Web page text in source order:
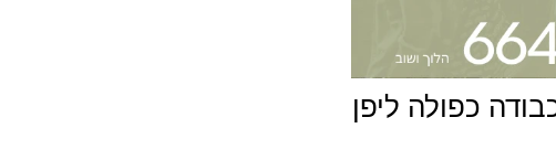
כפולה ליפן